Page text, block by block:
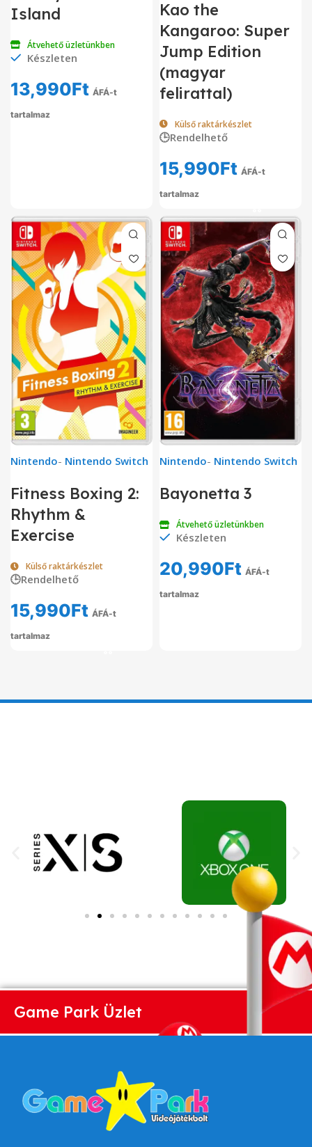
Island
Átvehető üzletünkben
Készleten
13,990Ft ÁFÁ-t
tartalmaz
Kao the
Kangaroo: Super
Jump Edition
(magyar
felirattal)
Külső raktárkészlet
🕒Rendelhető
15,990Ft ÁFÁ-t
tartalmaz
Nintendo- Nintendo Switch
Fitness Boxing 2:
Rhythm &
Exercise
Külső raktárkészlet
🕒Rendelhető
15,990Ft ÁFÁ-t
tartalmaz
Nintendo- Nintendo Switch
Bayonetta 3
Átvehető üzletünkben
Készleten
20,990Ft ÁFÁ-t
tartalmaz
Game Park Üzlet